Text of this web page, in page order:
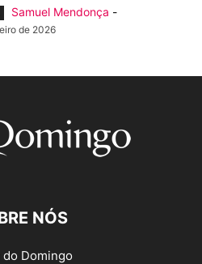
Samuel Mendonça -
de 2026
NÓS
do Domingo